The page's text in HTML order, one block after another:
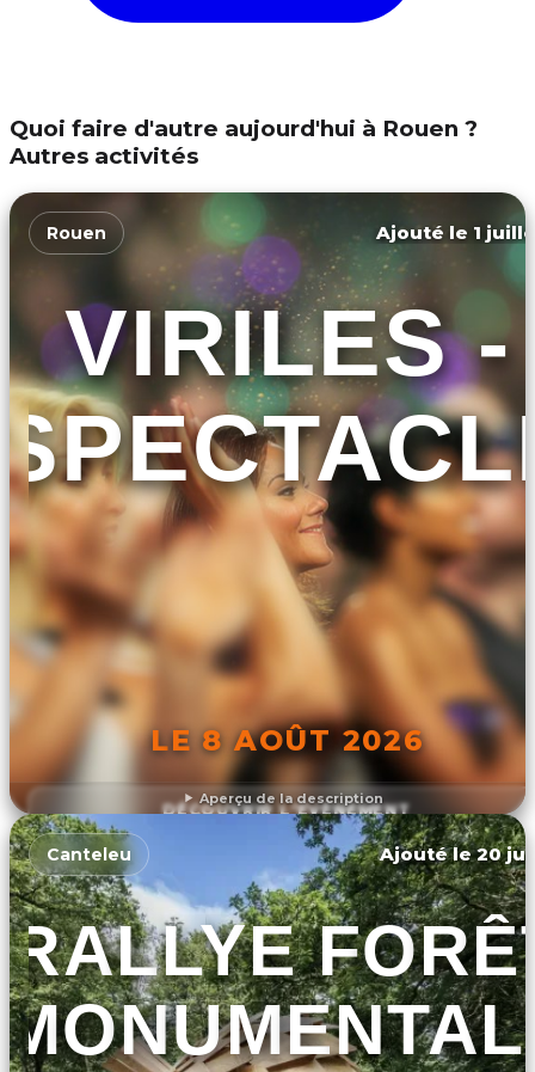
Quoi faire d'autre aujourd'hui à Rouen ?
Autres activités
Aperçu de la description
Rouen Ajouté le 1
VIRILES -
LE 8 AOÛT 2026
DÉCOUVRIR L'ÉVÉNEMENT
Canteleu Ajouté le 20
RALLYE